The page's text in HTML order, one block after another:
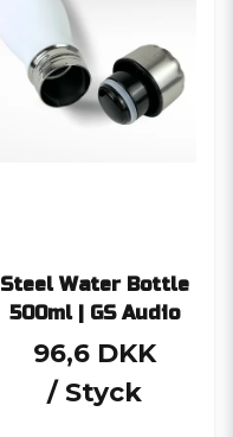
Steel Water Bottle
500ml | GS Audio
96,6 DKK
/ Styck